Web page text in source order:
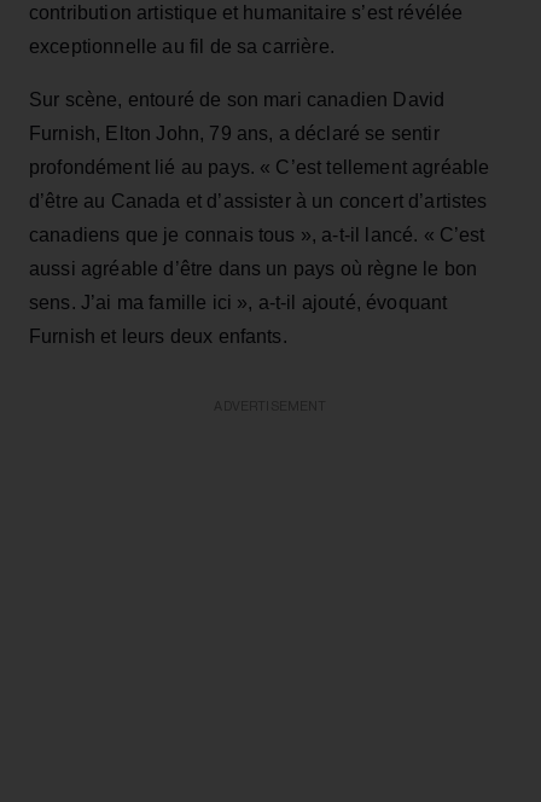
contribution artistique et humanitaire s’est révélée
exceptionnelle au fil de sa carrière.
Sur scène, entouré de son mari canadien David
Furnish, Elton John, 79 ans, a déclaré se sentir
profondément lié au pays. « C’est tellement agréable
d’être au Canada et d’assister à un concert d’artistes
canadiens que je connais tous », a‑t‑il lancé. « C’est
aussi agréable d’être dans un pays où règne le bon
sens. J’ai ma famille ici », a‑t‑il ajouté, évoquant
Furnish et leurs deux enfants.